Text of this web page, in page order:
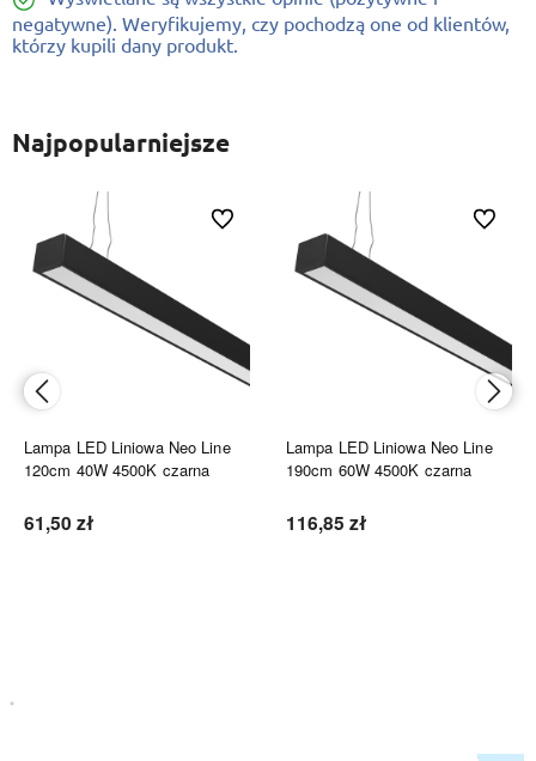
negatywne). Weryfikujemy, czy pochodzą one od klientów,
którzy kupili dany produkt.
Najpopularniejsze
Lampa LED Liniowa Neo Line
120cm 40W 4500K czarna
61,50 zł
Do ulubionych
Lampa LED Liniowa Neo Line
190cm 60W 4500K czarna
116,85 zł
Do